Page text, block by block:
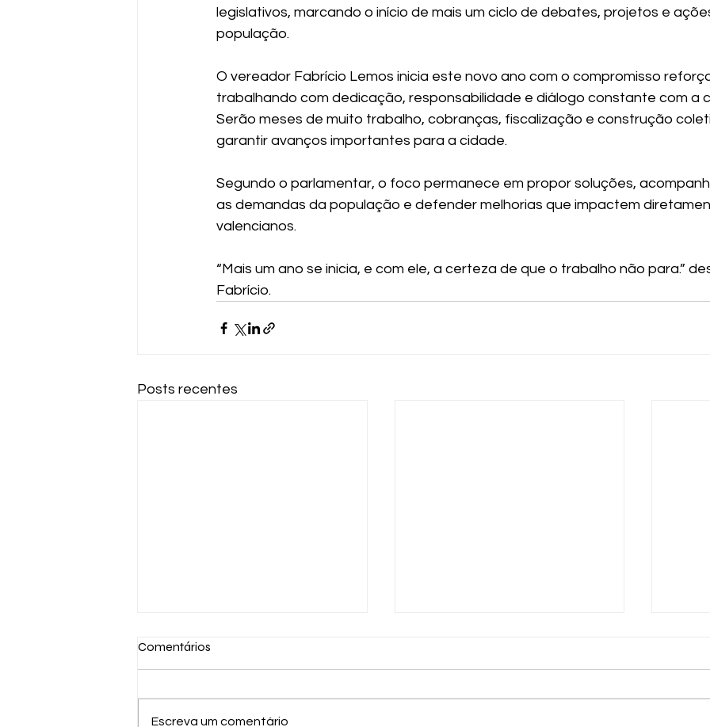
legislativos, marcando o início de mais um ciclo de debates, projetos e
população.
O vereador Fabrício Lemos inicia este novo ano com o compromisso
trabalhando com dedicação, responsabilidade e diálogo constante com a
Serão meses de muito trabalho, cobranças, fiscalização e construção
garantir avanços importantes para a cidade.
Segundo o parlamentar, o foco permanece em propor soluções,
as demandas da população e defender melhorias que impactem
valencianos.
“Mais um ano se inicia, e com ele, a certeza de que o trabalho não para.”
Fabrício.
Posts recentes
Comentários
Escreva um comentário